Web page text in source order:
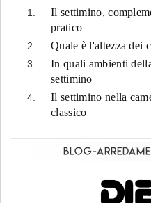
Il settimino,
pratico
Quale è l'altezza dei
In quali ambienti
settimino
Il settimino nella
classico
Blog-